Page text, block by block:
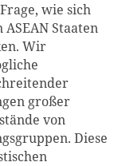
wie sich
Staaten
Wir
großer
von
Diese